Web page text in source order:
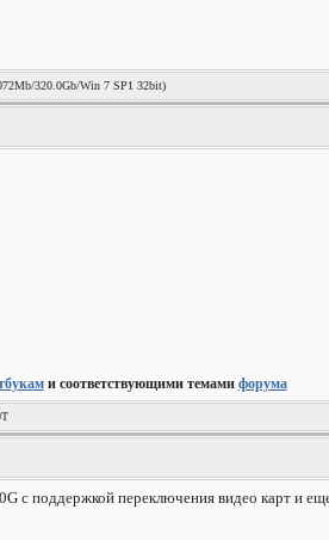
320.0Gb/Win 7 SP1 32bit)
и соответствующими темами форума
с поддержкой переключения видео карт и